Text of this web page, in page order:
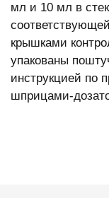
мл и 10 мл в
крышками
упакованы
инструкцией по
шприцами-